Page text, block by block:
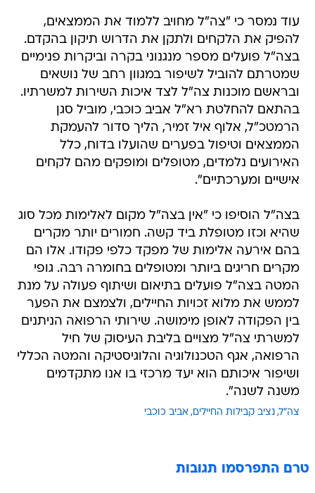
עוד נמסר כי "צה"ל מחויב ללמוד את הממצאים,
להפיק את הלקחים ולתקן את הדרוש תיקון בהקדם.
בצה"ל פועלים מספר מנגנוני בקרה וביקרות פנימיים
שמטרתם להוביל לשיפור במגוון רחב של נושאים
ובראשם מוכנות צה"ל לצד איכות השירות למשרתיו.
בהתאם להחלטת רא"ל אביב כוכבי, מוביל סגן
הרמטכ"ל, אלוף איל זמיר, הליך סדור להעמקת
הממצאים וטיפול בפערים שהועלו בדוח, כלל
האירועים נלמדים, מטופלים ומופקים מהם לקחים
אישיים ומערכתיים".
בצה"ל הוסיפו כי "אין בצה"ל מקום לאלימות מכל סוג
שהיא וכזו מטופלת ביד קשה. חמורים יותר מקרים
בהם אירעה אלימות של מפקד כלפי פקודו. אלו הם
מקרים חריגים ביותר ומטופלים בחומרה רבה. גופי
המטה בצה"ל פועלים בתיאום ושיתוף פעולה על מנת
לממש את מלוא זכויות החיילים, ולצמצם את הפער
בין הפקודה לאופן מימושה. שירותי הרפואה הניתנים
למשרתי צה"ל מצויים בליבת העיסוק של חיל
הרפואה, אגף הטכנולוגיה והלוגיסטיקה והמטה הכללי
ושיפור איכותם הוא יעד מרכזי בו אנו מתקדמים
משנה לשנה".
צה"ל נציב קבילות החיילים אביב כוכבי
טרם התפרסמו תגובות